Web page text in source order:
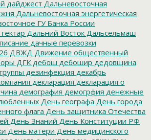
дайджест Дальневосточная
Дальневосточная энергетическая
ГУ Банка России
Дальний Восток Дальсельмаш
дачные перевозки
ДВЖД Движение общественный
ДГК дебош дебошир дедовщина
дезинфекция декабрь
декларация декларация о
демография демогрфия денежные
День географа День города
флага День защитника Отечества
День Знаний День Конституции РФ
День матери День медицинского